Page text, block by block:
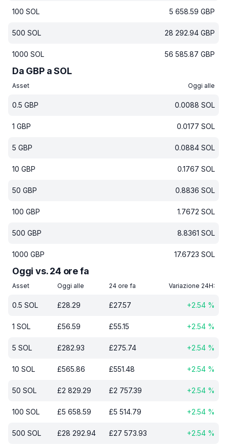
100 SOL 5 658.59 GBP
500 SOL 28 292.94 GBP
1000 SOL 56 585.87 GBP
Da GBP a SOL
Asset Oggi alle
0.5 GBP 0.0088 SOL
1 GBP 0.0177 SOL
5 GBP 0.0884 SOL
10 GBP 0.1767 SOL
50 GBP 0.8836 SOL
100 GBP 1.7672 SOL
500 GBP 8.8361 SOL
1000 GBP 17.6723 SOL
Oggi vs. 24 ore fa
Asset Oggi alle 24 ore fa Variazione 24H:
0.5 SOL £28.29 £27.57 +2.54 %
1 SOL £56.59 £55.15 +2.54 %
5 SOL £282.93 £275.74 +2.54 %
10 SOL £565.86 £551.48 +2.54 %
50 SOL £2 829.29 £2 757.39 +2.54 %
100 SOL £5 658.59 £5 514.79 +2.54 %
500 SOL £28 292.94 £27 573.93 +2.54 %